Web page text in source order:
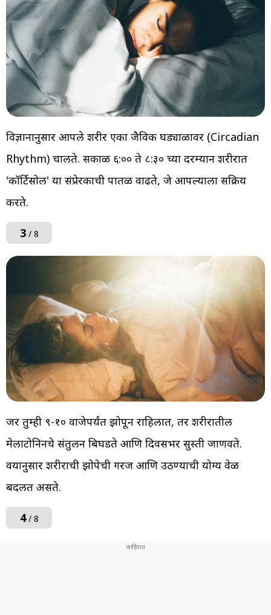
विज्ञानानुसार आपले शरीर एका जैविक घड्याळावर (Circadian
Rhythm) चालते. सकाळी ६:०० ते ८:३० च्या दरम्यान शरीरात
'कॉर्टिसोल' या संप्रेरकाची पातळी वाढते, जे आपल्याला सक्रिय
करते.
3/ 8
जर तुम्ही ९-१० वाजेपर्यंत झोपून राहिलात, तर शरीरातील
मेलाटोनिनचे संतुलन बिघडते आणि दिवसभर सुस्ती जाणवते.
वयानुसार शरीराची झोपेची गरज आणि उठण्याची योग्य वेळ
बदलत असते.
4/ 8